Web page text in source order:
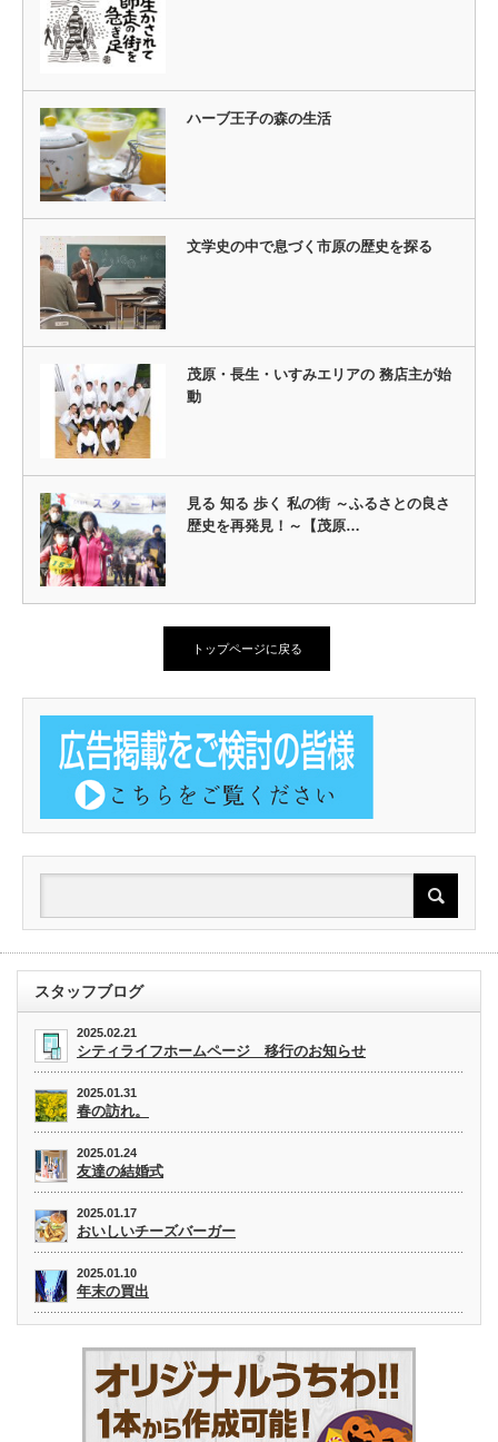
ハーブ王子の森の生活
文学史の中で息づく市原の歴史を探る
茂原・長生・いすみエリアの 務店主が始
動
見る 知る 歩く 私の街 ～ふるさとの良さ
歴史を再発見！～【茂原…
トップページに戻る
スタッフブログ
2025.02.21
シティライフホームページ 移行のお知らせ
2025.01.31
春の訪れ。
2025.01.24
友達の結婚式
2025.01.17
おいしいチーズバーガー
2025.01.10
年末の買出